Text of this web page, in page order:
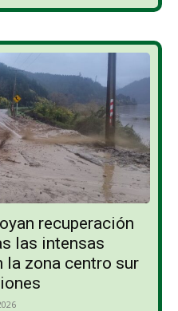
recuperación
las intensas
la zona centro sur